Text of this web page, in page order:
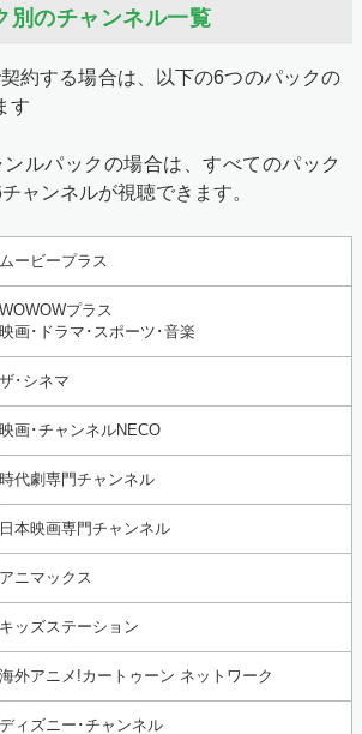
別のチャンネル一覧
約する場合は、以下の6つのパックの
す
ルパックの場合は、すべてのパック
ャンネルが視聴できます。
ムービープラス
WOWOWプラス
映画･ドラマ･スポーツ･音楽
ザ･シネマ
映画･チャンネルNECO
時代劇専門チャンネル
日本映画専門チャンネル
アニマックス
キッズステーション
海外アニメ!カートゥーン ネットワーク
ディズニー･チャンネル